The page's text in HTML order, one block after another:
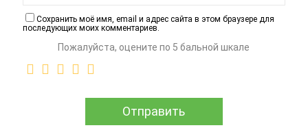
Сохранить моё имя, email и адрес сайта в этом браузере для
последующих моих комментариев.
Пожалуйста, оцените по 5 бальной шкале